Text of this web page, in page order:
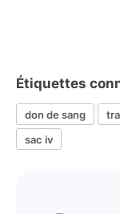
Étiquettes
don de sang
sac iv